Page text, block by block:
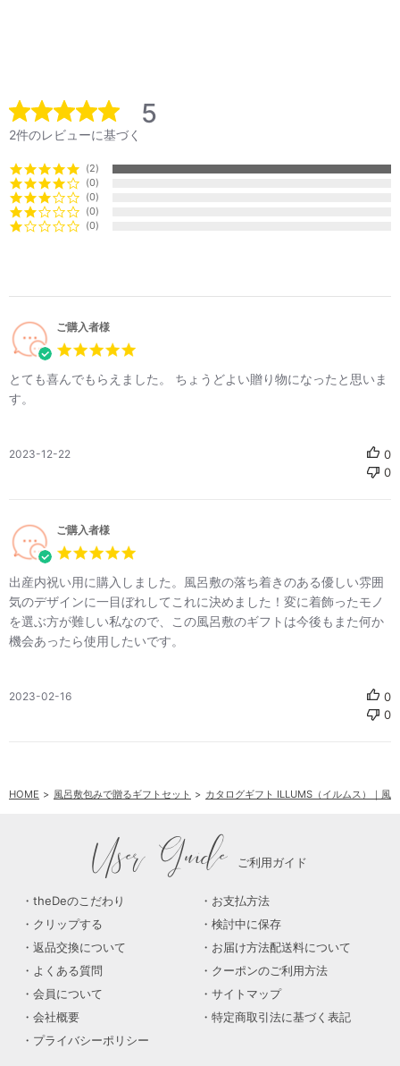
5
2件のレビューに基づく
2
0
0
0
0
ご購入者様
とても喜んでもらえました。 ちょうどよい贈り物になったと思いま
す。
公
2023-12-22
0
0
ご購入者様
出産内祝い用に購入しました。風呂敷の落ち着きのある優しい雰囲
気のデザインに一目ぼれしてこれに決めました！変に着飾ったモノ
を選ぶ方が難しい私なので、この風呂敷のギフトは今後もまた何か
機会あったら使用したいです。
公
2023-02-16
0
0
HOME 風呂敷包みで贈るギフトセット カタログギフト ILLUMS（イルムス）｜風
User Guide ご利用ガイド
theDeのこだわり
お支払方法
クリップする
検討中に保存
返品交換について
お届け方法配送料について
よくある質問
クーポンのご利用方法
会員について
サイトマップ
会社概要
特定商取引法に基づく表記
プライバシーポリシー